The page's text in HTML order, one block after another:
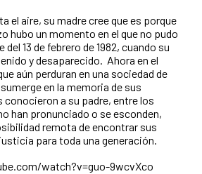
el aire, su madre cree que es porque
hubo un momento en el que no pudo
del 13 de febrero de 1982, cuando su
y desaparecido. Ahora en el
aún perduran en una sociedad de
en la memoria de sus
conocieron a su padre, entre los
han pronunciado o se esconden,
remota de encontrar sus
para toda una generación.
watch?v=guo-9wcvXco